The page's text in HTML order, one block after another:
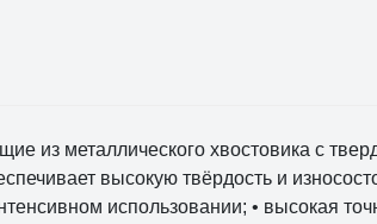
из металлического хвостовика с
высокую твёрдость и
использовании; • высокая